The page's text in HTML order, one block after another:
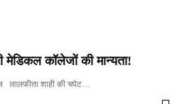
कॉलेजों की मान्यता!
लालफीता शाही की चपेट…